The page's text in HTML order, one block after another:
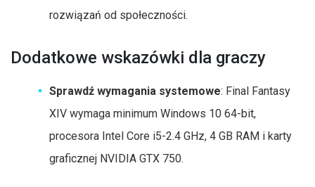
rozwiązań od społeczności.
Dodatkowe wskazówki dla graczy
Sprawdź wymagania systemowe: Final Fantasy
XIV wymaga minimum Windows 10 64-bit,
procesora Intel Core i5-2.4 GHz, 4 GB RAM i karty
graficznej NVIDIA GTX 750.